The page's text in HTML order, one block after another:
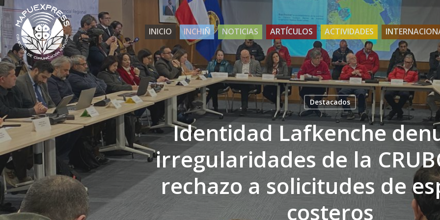
Skip
to
main
content
INICIO INCHIÑ NOTICIAS ARTÍCULOS ACTIVIDADES
Destacados
Identidad Lafkenche
irregularidades de la
rechazo a solicitudes de
costeros